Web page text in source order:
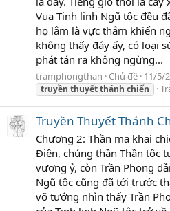
Vua Tinh linh Ngũ tộc đều
họ lắm là vực thẳm khiến
không thấy đáy ấy, có loại
phát tán ra không ngừng...
tramphongthan Chủ đề 11/5/
truyền thuyếtthánh chiến
Truyền Thuyết Thánh
Chương 2: Thần ma khai
Điện, chúng thần Thần tộc
vương ỷ, còn Trần Phong
Ngũ tộc cũng đã tới trước
võ tướng nhìn thấy Trần